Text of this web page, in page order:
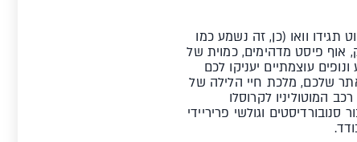
תגידו וואו (כן, זה נשמע כמו
מסלולים מחוברי, מצוקי ענק, אוף פיסט מדהימים, כמוית של
מטריפים עם ממוצע של 5 ימי שמש בשבוע ונופים עוצמתיים יעניקו לכם
שלכם, מלכת חיי הלילה של
ולצד כל זה גם 200 ק"מ מססלולים בין רכב המוטוליניו לקרוסלו
וגולשי פריריידי